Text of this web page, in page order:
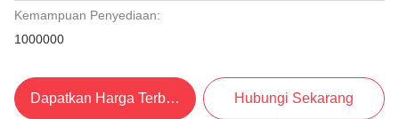
Kemampuan Penyediaan:
1000000
Dapatkan Harga Terbaik Hubungi Sekarang